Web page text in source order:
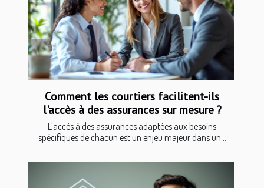
Comment les courtiers facilitent-ils
l'accès à des assurances sur mesure ?
L'accès à des assurances adaptées aux besoins
spécifiques de chacun est un enjeu majeur dans un...